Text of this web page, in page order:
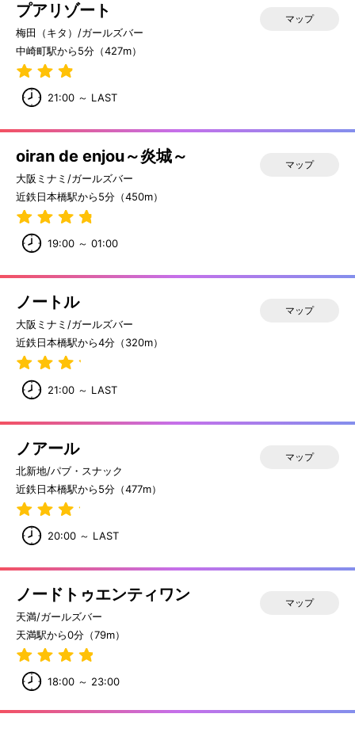
プアリゾート
梅田（キタ）/ガールズバー
中崎町駅から5分（427m）
21:00 ～ LAST
マップ
oiran de enjou～炎城～
大阪ミナミ/ガールズバー
近鉄日本橋駅から5分（450m）
19:00 ～ 01:00
マップ
ノートル
大阪ミナミ/ガールズバー
近鉄日本橋駅から4分（320m）
21:00 ～ LAST
マップ
ノアール
北新地/パブ・スナック
近鉄日本橋駅から5分（477m）
20:00 ～ LAST
マップ
ノードトゥエンティワン
天満/ガールズバー
天満駅から0分（79m）
18:00 ～ 23:00
マップ